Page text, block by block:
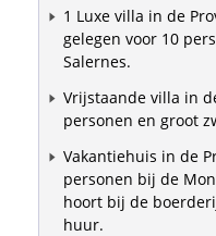
1 Luxe villa in de
gelegen voor 10
Salernes.
Vrijstaande villa in
personen en groot
Vakantiehuis in de
personen bij de
hoort bij de
huur.